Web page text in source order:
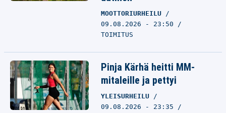
MOOTTORIURHEILU
09.08.2026 - 23:50
TOIMITUS
Pinja Kärhä heitti MM-
mitaleille ja pettyi
YLEISURHEILU
09.08.2026 - 23:35